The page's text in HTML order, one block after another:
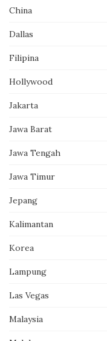
China
Dallas
Filipina
Hollywood
Jakarta
Jawa Barat
Jawa Tengah
Jawa Timur
Jepang
Kalimantan
Korea
Lampung
Las Vegas
Malaysia